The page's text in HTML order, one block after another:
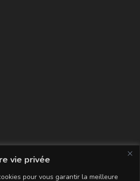
vie privée
pour vous garantir la meilleure